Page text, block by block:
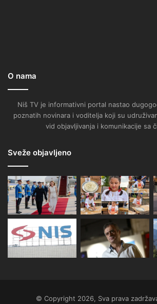
O nama
Niš TV je informativni portal nastao
poznatih novinara i voditelja koji su
vid objavljivanja i komunikacije sa
Sveže objavljeno
© Copyright 2026, Sva prava